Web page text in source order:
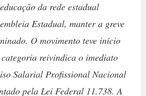
da rede estadual
Estadual, manter a greve
O movimento teve início
reivindica o imediato
Salarial Profissional Nacional
pela Lei Federal 11.738. A